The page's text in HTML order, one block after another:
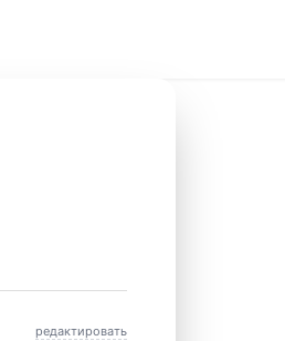
редактировать